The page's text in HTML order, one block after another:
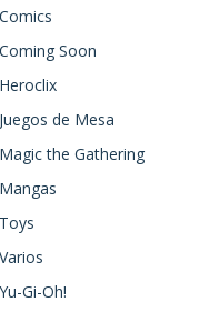
Comics
Coming Soon
Heroclix
Juegos de Mesa
Magic the Gathering
Mangas
Toys
Varios
Yu-Gi-Oh!